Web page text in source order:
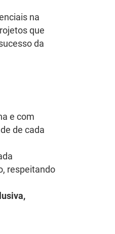
na
que
da
e com
de cada
respeitando